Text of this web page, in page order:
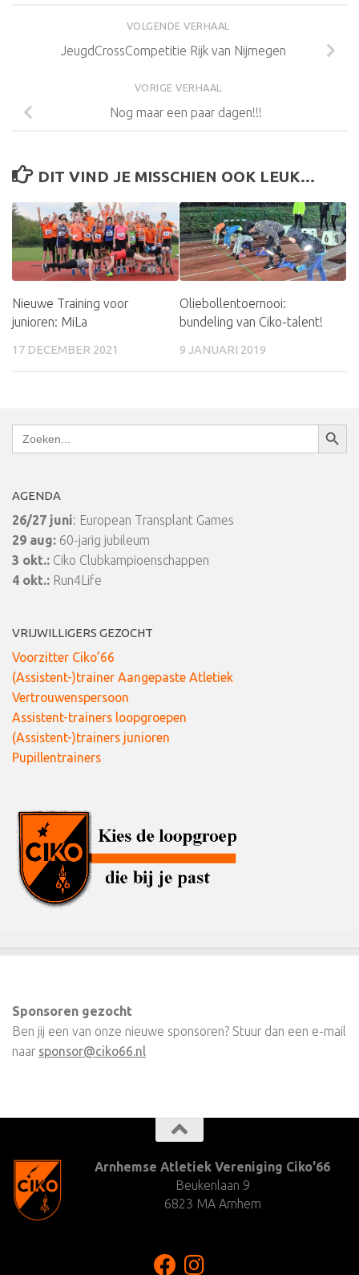
VOLGENDE VERHAAL
JeugdCrossCompetitie Rijk van Nijmegen
VORIGE VERHAAL
Nog maar een paar dagen!!!
DIT VIND JE MISSCHIEN OOK LEUK...
Nieuwe Training voor
junioren: MiLa
17 DECEMBER 2021
Oliebollentoernooi:
bundeling van Ciko-talent!
9 JANUARI 2019
Zoek
naar:
AGENDA
26/27 juni: European Transplant Games
29 aug: 60-jarig jubileum
3 okt.: Ciko Clubkampioenschappen
4 okt.: Run4Life
VRIJWILLIGERS GEZOCHT
Voorzitter Ciko’66
(Assistent-)trainer Aangepaste Atletiek
Vertrouwenspersoon
Assistent-trainers loopgroepen
(Assistent-)trainers junioren
Pupillentrainers
Sponsoren gezocht
Ben jij een van onze nieuwe sponsoren? Stuur dan een e-mail
naar sponsor@ciko66.nl
Arnhemse Atletiek Vereniging Ciko'66
Beukenlaan 9
6823 MA Arnhem